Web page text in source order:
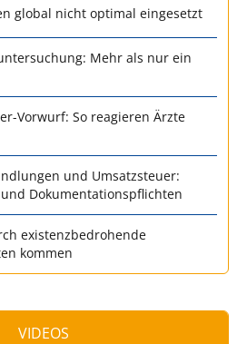
global nicht optimal eingesetzt
Mehr als nur ein
Vorwurf: So reagieren Ärzte
und Umsatzsteuer:
Dokumentationspflichten
existenzbedrohende
kommen
VIDEOS